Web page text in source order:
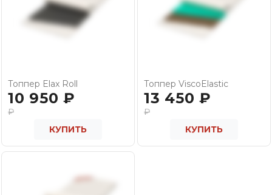
Топпер Elax Roll
10 950 ₽
₽
КУПИТЬ
Топпер ViscoElastic
13 450 ₽
₽
КУПИТЬ